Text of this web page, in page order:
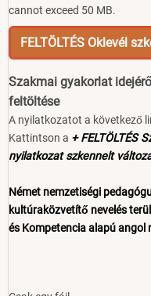
cannot exceed 50 MB.
FELTÖLTÉS Oklevél
Szakmai gyakorlat
feltöltése
A nyilatkozatot a következő
Kattintson a + FELTÖLTÉS
nyilatkozat szkennelt
Német nemzetiségi
kultúraközvetítő nevelés
és Kompetencia alapú angol